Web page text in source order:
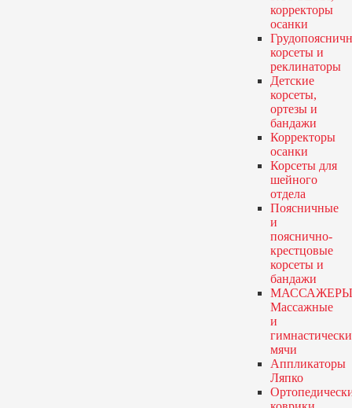
корректоры
осанки
корсеты и
реклинаторы
Детские
корсеты,
ортезы и
бандажи
Корректоры
осанки
Корсеты для
шейного
отдела
Поясничные
и
пояснично-
крестцовые
корсеты и
бандажи
Массажные
и
мячи
Аппликаторы
Ляпко